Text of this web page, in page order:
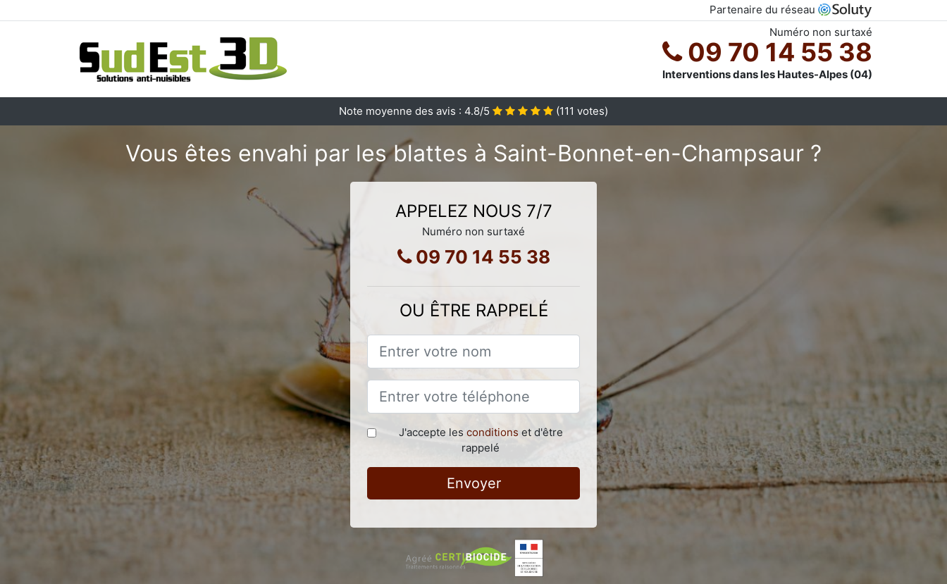
Partenaire du réseau
Numéro non surtaxé
09 70 14 55 38
Interventions dans les Hautes-Alpes (04)
Note moyenne des avis : 4.8/5 (111 votes)
Vous êtes envahi par les blattes à Saint-Bonnet-en-Champsaur ?
APPELEZ NOUS 7/7
Numéro non surtaxé
09 70 14 55 38
OU ÊTRE RAPPELÉ
J'accepte les conditions et d'être
rappelé
Envoyer